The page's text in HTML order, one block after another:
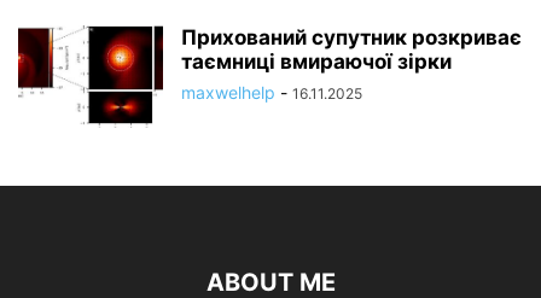
Прихований супутник розкриває
таємниці вмираючої зірки
maxwelhelp - 16.11.2025
ABOUT ME